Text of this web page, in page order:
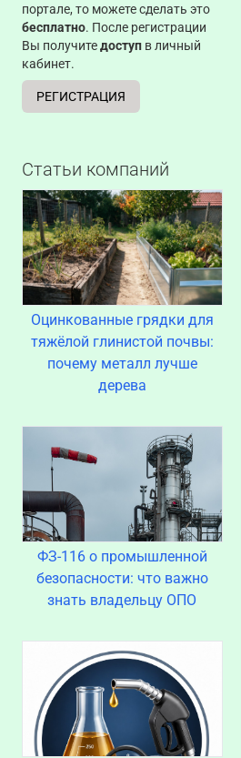
портале, то можете сделать это
бесплатно. После регистрации
Вы получитедоступ в личный
кабинет.
РЕГИСТРАЦИЯ
Статьи компаний
Оцинкованные грядки для
тяжёлой глинистой почвы:
почему металл лучше
дерева
ФЗ-116 о промышленной
безопасности: что важно
знать владельцу ОПО